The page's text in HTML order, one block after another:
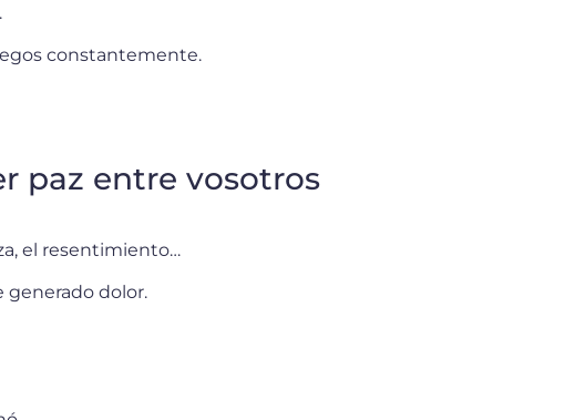
constantemente.
paz entre vosotros
el resentimiento…
generado dolor.